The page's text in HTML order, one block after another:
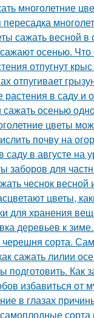
многолетние
сажать весной в
осенью.
отпугнут
отпугивает
в саду и
осенью
цветы
почву на
саду в августе на
заборов для
чеснок
цветы,
для хранения
деревьев к
черешня сорта.
сажать лилии
подготовить. Как
избавиться от
в глазах